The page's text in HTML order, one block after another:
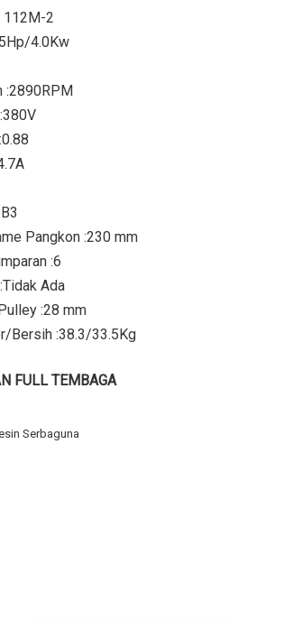
112M-2
4.0Kw
:2890RPM
Pangkon :230 mm
:6
Ada
:28 mm
Bersih :38.3/33.5Kg
FULL TEMBAGA
Serbaguna